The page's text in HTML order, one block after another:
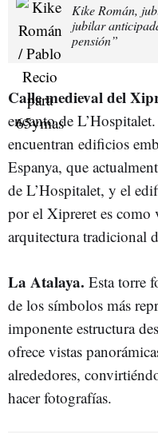
Kike Román,
jubilar
pensión”
Calle medieval del
encanto de
encuentran edificios
Espanya, que
de L’Hospitalet, y el
por el Xipreret es como
arquitectura tradicional
La Atalaya. Esta torre
de los símbolos más
imponente estructura
ofrece vistas
alrededores,
hacer fotografías.